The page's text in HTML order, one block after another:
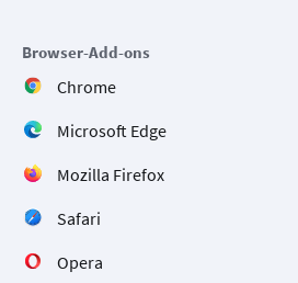
Browser-Add-ons
Chrome
Microsoft Edge
Mozilla Firefox
Safari
Opera